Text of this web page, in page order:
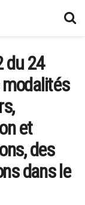
du 24
et
des
dans le